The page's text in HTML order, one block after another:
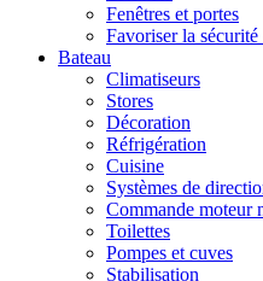
Fenêtres et portes
Favoriser la
Bateau
Climatiseurs
Stores
Décoration
Réfrigération
Cuisine
Systèmes de
Commande moteur
Toilettes
Pompes et cuves
Stabilisation